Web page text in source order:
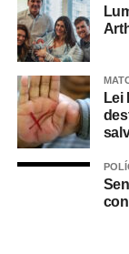
A programação
modalidades
futsal, futebol
bike, natação,
3×3, beach
Jogos
atletismo,
boliche, nas
O secretário
Lei